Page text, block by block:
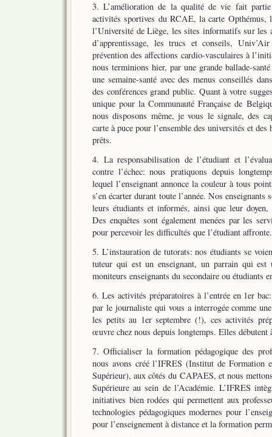
3. L’amélioration de la qualité de vie fait
activités sportives du RCAE, la carte Opthémus,
l’Université de Liège, les sites informatifs sur les
d’apprentissage, les trucs et conseils,
prévention des affections cardio-vasculaires à
nous terminions hier, par une grande ballade-
une semaine-santé avec des menus conseillés
des conférences grand public. Quant à votre
unique pour la Communauté Française de
nous disposons même, je vous le signale, des
carte à puce pour l’ensemble des universités et
prêts.
4. La responsabilisation de l’étudiant et
contre l’échec: nous pratiquons depuis
lequel l’enseignant annonce la couleur à tous
s’en écarter durant toute l’année. Nos enseignants
leurs étudiants et informés, ainsi que leur
Des enquêtes sont également menées par les
pour percevoir les difficultés que l’étudiant affronte.
5. L’instauration de tutorats: nos étudiants se
tuteur qui est un enseignant, un parrain qui est
moniteurs enseignants du secondaire ou étudiants
6. Les activités préparatoires à l’entrée en 1er
par le journaliste qui vous a interrogée comme
les petits au 1er septembre (!), ces activités
œuvre chez nous depuis longtemps. Elles
7. Officialiser la formation pédagogique des
nous avons créé l’IFRES (Institut de Formation
Supérieur), aux côtés du CAPAES, et nous
Supérieure au sein de l’Académie. L’IFRES
initiatives bien rodées qui permettent aux
technologies pédagogiques modernes pour
pour l’enseignement à distance et la formation